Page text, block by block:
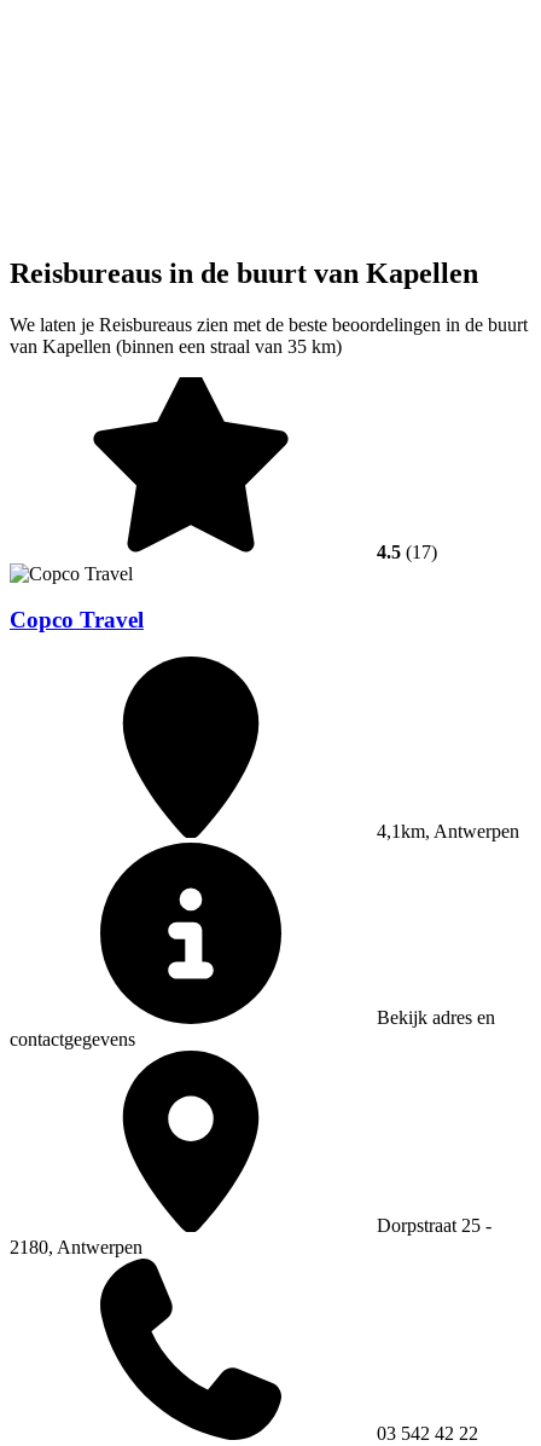
Reisbureaus in de buurt van Kapellen
We laten je Reisbureaus zien met de beste beoordelingen in de buurt
van Kapellen (binnen een straal van 35 km)
4.5 (17)
Copco Travel
4,1km, Antwerpen
Bekijk adres en
contactgegevens
Dorpstraat 25 -
2180, Antwerpen
03 542 42 22